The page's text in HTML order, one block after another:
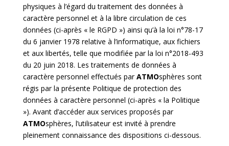
physiques à l’égard du traitement des données à
caractère personnel et à la libre circulation de ces
données (ci-après « le RGPD ») ainsi qu’à la loi n°78-17
du 6 janvier 1978 relative à l’informatique, aux fichiers
et aux libertés, telle que modifiée par la loi n°2018-493
du 20 juin 2018. Les traitements de données à
caractère personnel effectués parATMOsphères sont
régis par la présente Politique de protection des
données à caractère personnel (ci-après « la Politique
»). Avant d’accéder aux services proposés par
ATMOsphères, l’utilisateur est invité à prendre
pleinement connaissance des dispositions ci-dessous.